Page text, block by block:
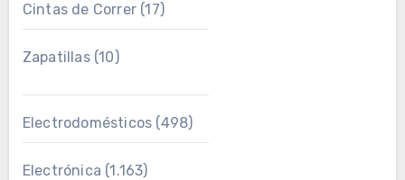
Cintas de Correr(17)
Zapatillas(10)
Electrodomésticos (498)
Electrónica (1.163)